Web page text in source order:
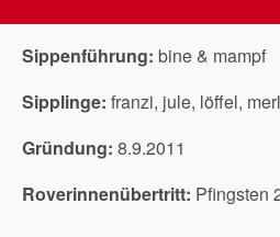
Sippenführung: bine & mampf
Sipplinge: franzi, jule, löffel,
Gründung: 8.9.2011
Roverinnenübertritt: Pfingsten